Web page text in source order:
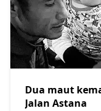
Dua maut
Jalan Astana